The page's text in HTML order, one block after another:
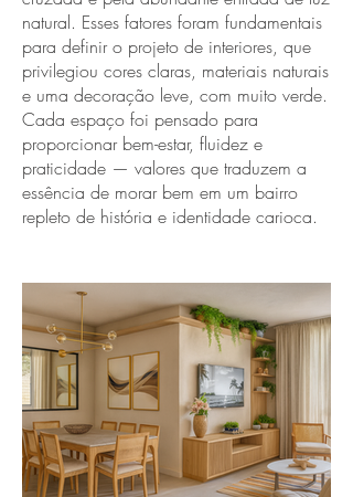
natural. Esses fatores foram fundamentais
para definir o projeto de interiores, que
privilegiou cores claras, materiais naturais
e uma decoração leve, com muito verde.
Cada espaço foi pensado para
proporcionar bem-estar, fluidez e
praticidade — valores que traduzem a
essência de morar bem em um bairro
repleto de história e identidade carioca.